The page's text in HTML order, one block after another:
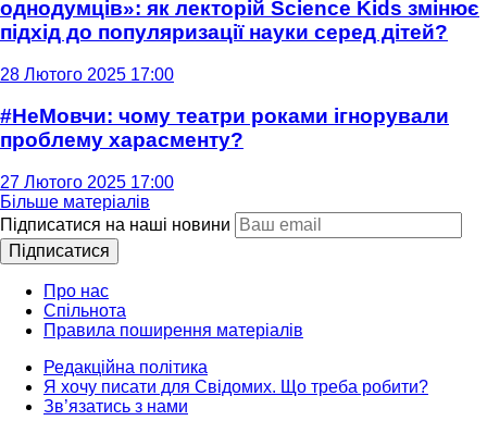
однодумців»: як лекторій Science Kids змінює
підхід до популяризації науки серед дітей?
28 Лютого 2025 17:00
#НеМовчи: чому театри роками ігнорували
проблему харасменту?
27 Лютого 2025 17:00
Більше матеріалів
Підписатися на наші новини
Підписатися
Про нас
Спільнота
Правила поширення матеріалів
Редакційна політика
Я хочу писати для Свідомих. Що треба робити?
Зв’язатись з нами